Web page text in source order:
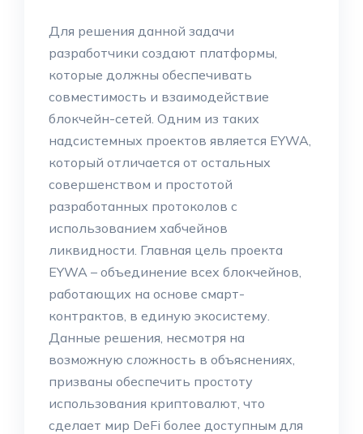
Для решения данной задачи
разработчики создают платформы,
которые должны обеспечивать
совместимость и взаимодействие
блокчейн-сетей. Одним из таких
надсистемных проектов является EYWA,
который отличается от остальных
совершенством и простотой
разработанных протоколов с
использованием хабчейнов
ликвидности. Главная цель проекта
EYWA – объединение всех блокчейнов,
работающих на основе смарт-
контрактов, в единую экосистему.
Данные решения, несмотря на
возможную сложность в объяснениях,
призваны обеспечить простоту
использования криптовалют, что
сделает мир DeFi более доступным для